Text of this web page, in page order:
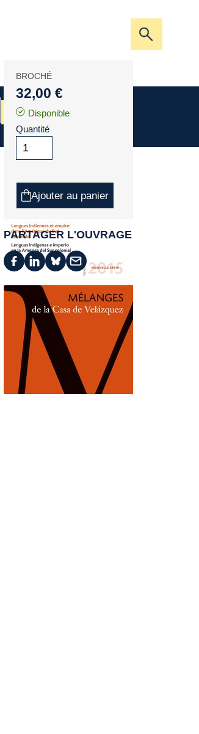
Ouvrir/
la
Mon panier
BROCHÉ
32,00 €
Disponible
Quantité
Ajouter au panier
PARTAGER L'OUVRAGE